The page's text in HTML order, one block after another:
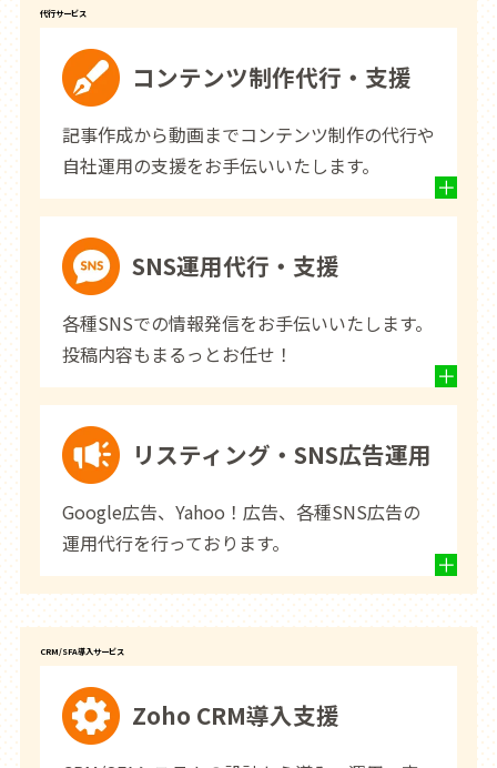
代行サービス
コンテンツ制作代行・支援
記事作成から動画までコンテンツ制作の代行や
自社運用の支援をお手伝いいたします。
SNS運用代行・支援
各種SNSでの情報発信をお手伝いいたします。
投稿内容もまるっとお任せ！
リスティング・SNS広告運用
Google広告、Yahoo！広告、各種SNS広告の
運用代行を行っております。
CRM/SFA導入サービス
Zoho CRM導入支援